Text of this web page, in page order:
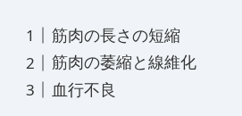
筋肉の長さの短縮
筋肉の萎縮と線維化
血行不良